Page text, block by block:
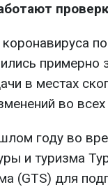
примерно
в местах
во
году во
и туризма
(GTS) для